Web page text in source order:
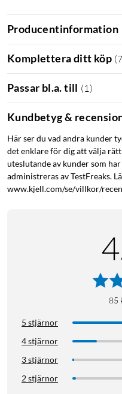
5G kompatibla
Hållbara
fodralet*
*Hjälper till att
bakterier. Det
ingrediens:
Få ut så mycket som möjligt
MagSafe. Detta iPhone-
din iPhone och har
interaktion med MagSafe-
alla knappar, egenskaper
med självförtroende veta
göra avkall på ett enda
Producentinformation
Komplettera ditt köp (7
Passar bl.a. till (1)
Kundbetyg &
Här ser du vad andra kunder
det enklare för dig att välja
uteslutande av kunder som
administreras av TestFreaks.
www.kjell.com/se/villkor/
85
5 stjärnor
4 stjärnor
3 stjärnor
2 stjärnor